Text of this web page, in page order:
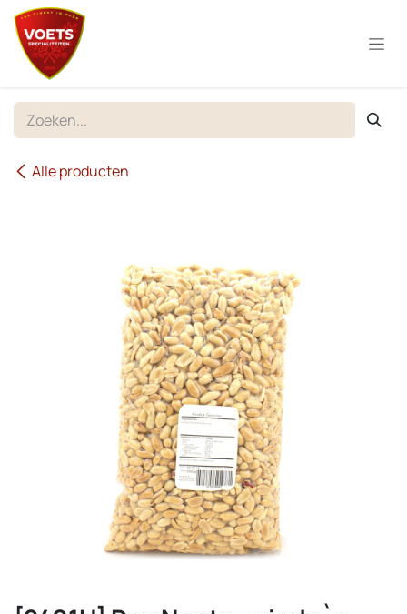
Overslaan naar inhoud
Alle producten